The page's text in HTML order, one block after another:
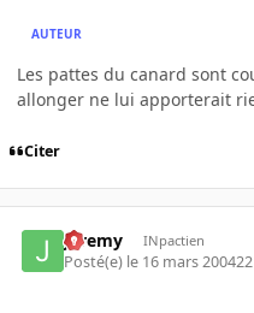
AUTEUR
Les pattes du canard sont
allonger ne lui apporterait
Citer
Jeremy INpactien
Posté(e) le 16 mars 2004